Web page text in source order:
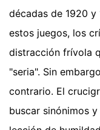
décadas de 1920
estos juegos, los
distracción frívola
"seria". Sin
contrario. El
buscar sinónimos